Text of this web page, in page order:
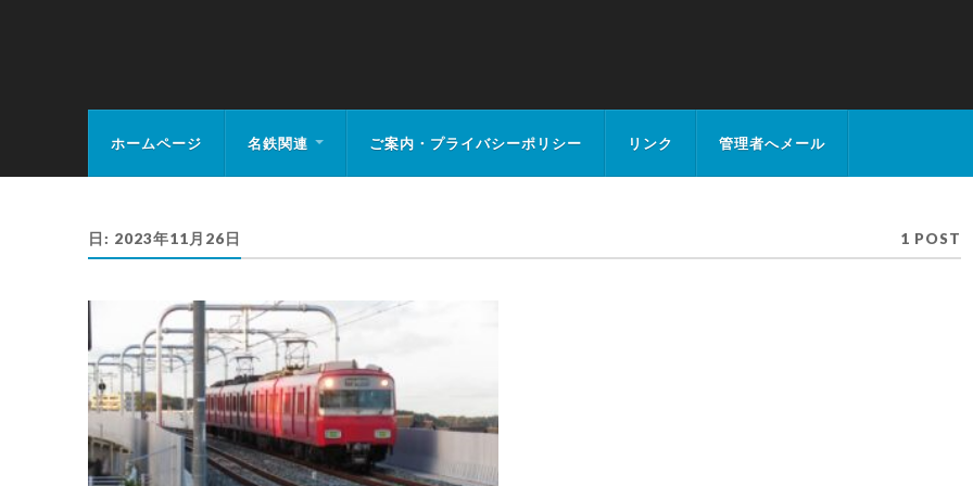
ホームページ 名鉄関連 ご案内・プライバシーポリシー リンク 管理者へメール
日: 2023年11月26日 1 POST